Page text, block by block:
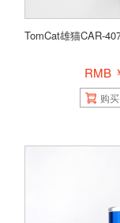
TomCat雄猫CAR-
RMB
购买